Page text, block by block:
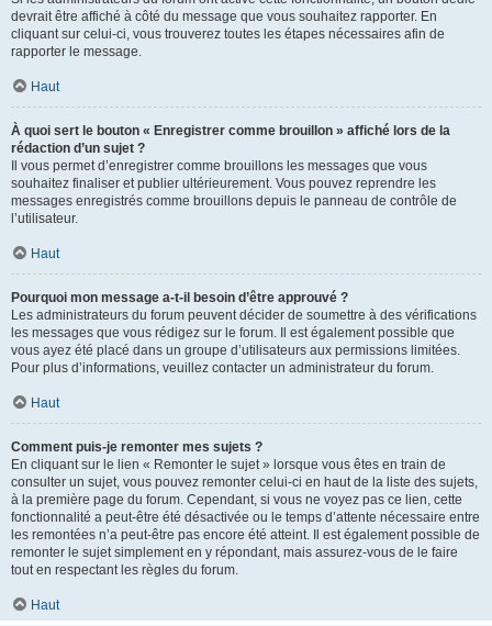
devrait être affiché à côté du message que vous souhaitez rapporter. En
cliquant sur celui-ci, vous trouverez toutes les étapes nécessaires afin de
rapporter le message.
Haut
À quoi sert le bouton « Enregistrer comme brouillon » affiché lors de la
rédaction d’un sujet ?
Il vous permet d’enregistrer comme brouillons les messages que vous
souhaitez finaliser et publier ultérieurement. Vous pouvez reprendre les
messages enregistrés comme brouillons depuis le panneau de contrôle de
l’utilisateur.
Haut
Pourquoi mon message a-t-il besoin d’être approuvé ?
Les administrateurs du forum peuvent décider de soumettre à des vérifications
les messages que vous rédigez sur le forum. Il est également possible que
vous ayez été placé dans un groupe d’utilisateurs aux permissions limitées.
Pour plus d’informations, veuillez contacter un administrateur du forum.
Haut
Comment puis-je remonter mes sujets ?
En cliquant sur le lien « Remonter le sujet » lorsque vous êtes en train de
consulter un sujet, vous pouvez remonter celui-ci en haut de la liste des sujets,
à la première page du forum. Cependant, si vous ne voyez pas ce lien, cette
fonctionnalité a peut-être été désactivée ou le temps d’attente nécessaire entre
les remontées n’a peut-être pas encore été atteint. Il est également possible de
remonter le sujet simplement en y répondant, mais assurez-vous de le faire
tout en respectant les règles du forum.
Haut